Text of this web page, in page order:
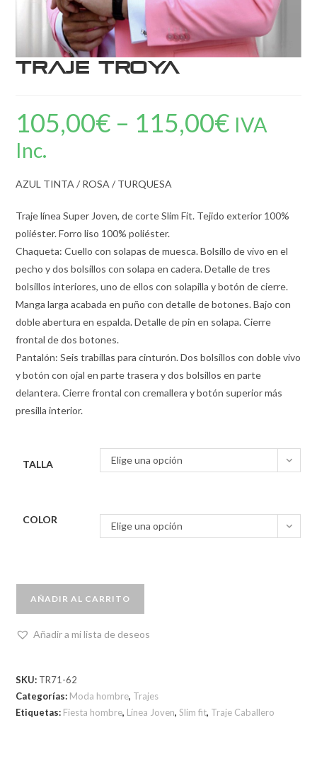
Traje Troya
105,00€ – 115,00€ IVA
Inc.
AZUL TINTA / ROSA / TURQUESA
Traje línea Super Joven, de corte Slim Fit. Tejido exterior 100%
poliéster. Forro liso 100% poliéster.
Chaqueta: Cuello con solapas de muesca. Bolsillo de vivo en el
pecho y dos bolsillos con solapa en cadera. Detalle de tres
bolsillos interiores, uno de ellos con solapilla y botón de cierre.
Manga larga acabada en puño con detalle de botones. Bajo con
doble abertura en espalda. Detalle de pin en solapa. Cierre
frontal de dos botones.
Pantalón: Seis trabillas para cinturón. Dos bolsillos con doble vivo
y botón con ojal en parte trasera y dos bolsillos en parte
delantera. Cierre frontal con cremallera y botón superior más
presilla interior.
TALLA Elige una opción
COLOR
Elige una opción
AÑADIR AL CARRITO
Añadir a mi lista de deseos
SKU: TR71-62
Categorías: Moda hombre, Trajes
Etiquetas: Fiesta hombre, Línea Joven,Slim fit, Traje Caballero